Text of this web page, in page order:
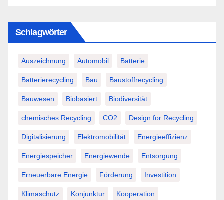
Schlagwörter
Auszeichnung Automobil Batterie
Batterierecycling Bau Baustoffrecycling
Bauwesen Biobasiert Biodiversität
chemisches Recycling CO2 Design for Recycling
Digitalisierung Elektromobilität Energieeffizienz
Energiespeicher Energiewende Entsorgung
Erneuerbare Energie Förderung Investition
Klimaschutz Konjunktur Kooperation